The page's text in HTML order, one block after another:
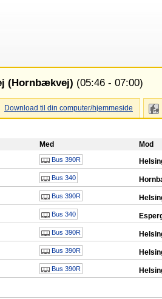
(Hornbækvej) (05:46 - 07:00)
Download til din computer/hjemmeside
Med
Mod
Bus 390R
Bus 340
Bus 390R
Bus 340
Bus 390R
Bus 390R
Bus 390R